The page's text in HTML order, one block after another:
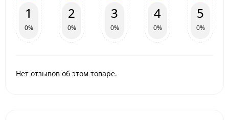
1
0%
2
0%
3
0%
4
0%
5
0%
Нет отзывов об этом товаре.